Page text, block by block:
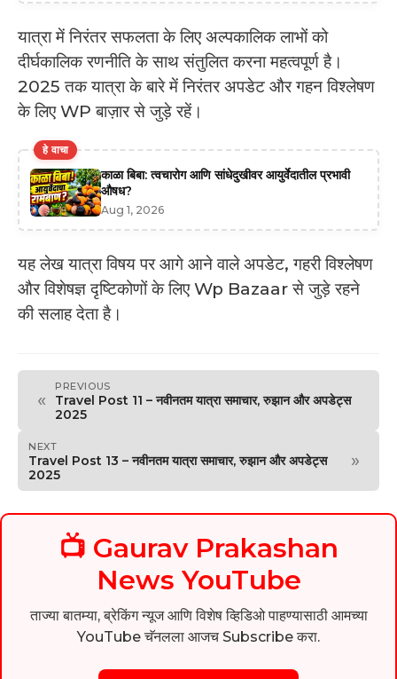
यात्रा में निरंतर सफलता के लिए अल्पकालिक लाभों को
दीर्घकालिक रणनीति के साथ संतुलित करना महत्वपूर्ण है।
2025 तक यात्रा के बारे में निरंतर अपडेट और गहन विश्लेषण
के लिए WP बाज़ार से जुड़े रहें।
हे वाचा
काळा बिबा: त्वचारोग आणि सांधेदुखीवर आयुर्वेदातील प्रभावी
औषध?
Aug 1, 2026
यह लेख यात्रा विषय पर आगे आने वाले अपडेट, गहरी विश्लेषण
और विशेषज्ञ दृष्टिकोणों के लिए Wp Bazaar से जुड़े रहने
की सलाह देता है।
«
PREVIOUS
Travel Post 11 – नवीनतम यात्रा समाचार, रुझान और अपडेट्स
2025
NEXT
Travel Post 13 – नवीनतम यात्रा समाचार, रुझान और अपडेट्स
2025
»
📺 Gaurav Prakashan
News YouTube
ताज्या बातम्या, ब्रेकिंग न्यूज आणि विशेष व्हिडिओ पाहण्यासाठी आमच्या
YouTube चॅनलला आजच Subscribe करा.